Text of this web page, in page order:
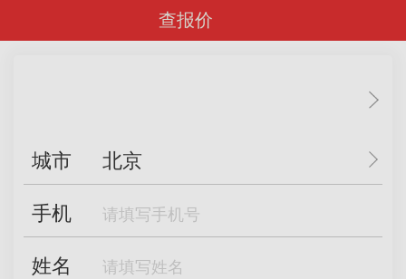
查报价
城市 北京
手机
姓名